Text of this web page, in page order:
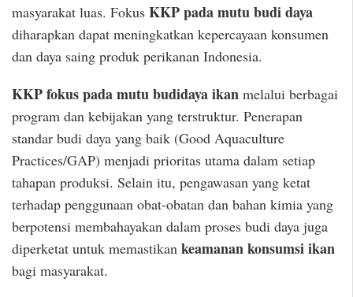
masyarakat luas. Fokus KKP pada mutu budi daya
diharapkan dapat meningkatkan kepercayaan konsumen
dan daya saing produk perikanan Indonesia.
KKP fokus pada mutu budidaya ikan melalui berbagai
program dan kebijakan yang terstruktur. Penerapan
standar budi daya yang baik (Good Aquaculture
Practices/GAP) menjadi prioritas utama dalam setiap
tahapan produksi. Selain itu, pengawasan yang ketat
terhadap penggunaan obat-obatan dan bahan kimia yang
berpotensi membahayakan dalam proses budi daya juga
diperketat untuk memastikan keamanan konsumsi ikan
bagi masyarakat.